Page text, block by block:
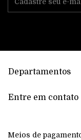
Departamentos
Entre em contato
Meios de